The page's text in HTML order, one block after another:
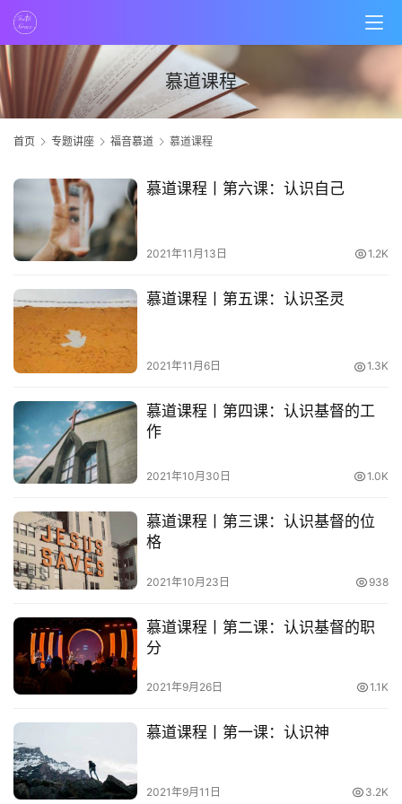
主
日
专
题
座
赞
敬
神
学
研
究
卷
查
经
回
应
慕道课程
首页 专题讲座 福音慕道 慕道课程
慕道课程丨第六课：认识自己
2021年11月13日 1.2K
慕道课程丨第五课：认识圣灵
2021年11月6日 1.3K
慕道课程丨第四课：认识基督的工
作
2021年10月30日 1.0K
慕道课程丨第三课：认识基督的位
格
2021年10月23日 938
慕道课程丨第二课：认识基督的职
分
2021年9月26日 1.1K
慕道课程丨第一课：认识神
2021年9月11日 3.2K